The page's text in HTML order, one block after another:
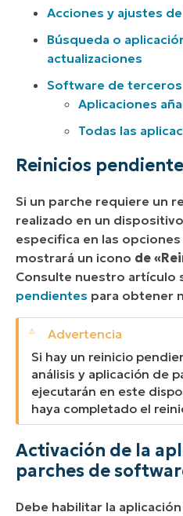
Acciones y ajustes
Búsqueda o
actualizaciones
Software de
Aplicaciones
Todas las
Reinicios
Si un parche requiere un
realizado en un
especifica en las
mostrará un icono de
Consulte nuestro artículo
pendientes para obtener
Si hay un reinicio
análisis y aplicación de
ejecutarán en este
haya completado el
Activación de la
parches de
Debe habilitar la